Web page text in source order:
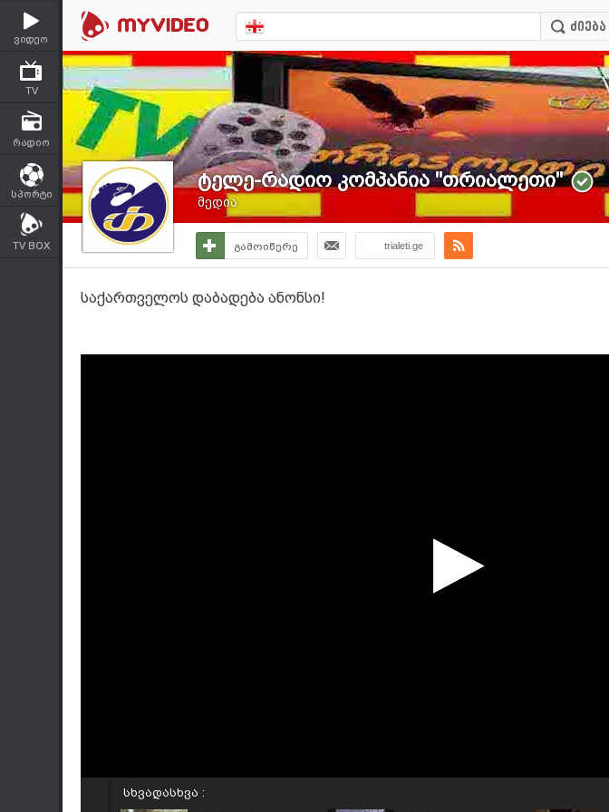
ვიდეო
TV
რადიო
სპორტი
TV BOX
ტელე-რადიო კომპანია ''თრიალეთი''
მედია
გამოიწერე trialeti.ge
საქართველოს დაბადება ანონსი!
სხვადასხვა :